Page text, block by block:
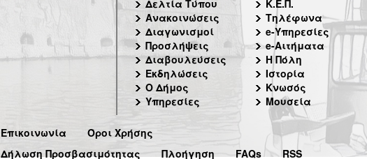
Δελτία Τύπου
Ανακοινώσεις
Διαγωνισμοί
Προσλήψεις
Διαβουλεύσεις
Εκδηλώσεις
Ο Δήμος
Υπηρεσίες
Κ.Ε.Π.
Τηλέφωνα
e-Υπηρεσίες
e-Αιτήματα
Η Πόλη
Ιστορία
Κνωσός
Μουσεία
Επικοινωνία
Όροι Χρήσης
Δήλωση Προσβασιμότητας
Πλοήγηση FAQs RSS